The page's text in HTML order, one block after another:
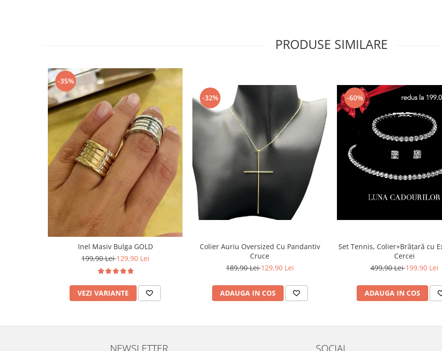
PRODUSE SIMILARE
-35%
Inel Masiv Bulga GOLD
199,90 Lei129,90 Lei
VEZI VARIANTE
-32%
Colier Auriu Oversized Cu Pandantiv
Cruce
189,90 Lei129,90 Lei
ADAUGA IN COS
-60%
Set Tennis, Colier+Brățară cu
Cercei
499,90 Lei199,90 Lei
ADAUGA IN COS
NEWSLETTER SOCIAL